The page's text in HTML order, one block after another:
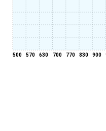
500 570 630 700 770 830 900